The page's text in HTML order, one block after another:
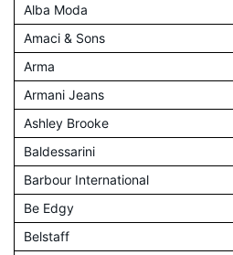
Alba Moda
Amaci & Sons
Arma
Armani Jeans
Ashley Brooke
Baldessarini
Barbour International
Be Edgy
Belstaff